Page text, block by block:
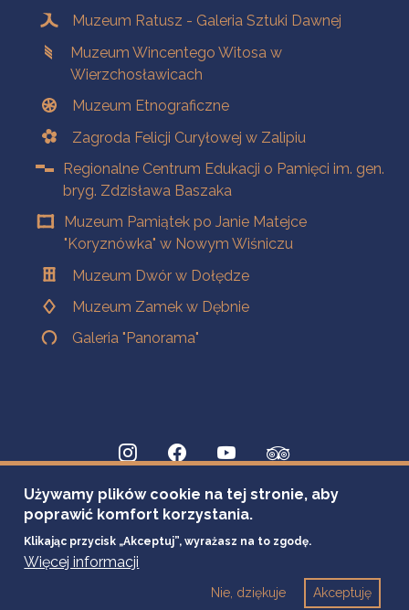
Muzeum Ratusz - Galeria Sztuki Dawnej
Muzeum Wincentego Witosa w
Wierzchosławicach
Muzeum Etnograficzne
Zagroda Felicji Curyłowej w Zalipiu
Regionalne Centrum Edukacji o Pamięci im. gen.
bryg. Zdzisława Baszaka
Muzeum Pamiątek po Janie Matejce
"Koryznówka" w Nowym Wiśniczu
Muzeum Dwór w Dołędze
Muzeum Zamek w Dębnie
Galeria "Panorama"
Używamy plików cookie na tej stronie, aby
poprawić komfort korzystania.
Klikając przycisk „Akceptuj”, wyrażasz na to zgodę.
Więcej informacji
Akceptuję
Nie, dziękuje